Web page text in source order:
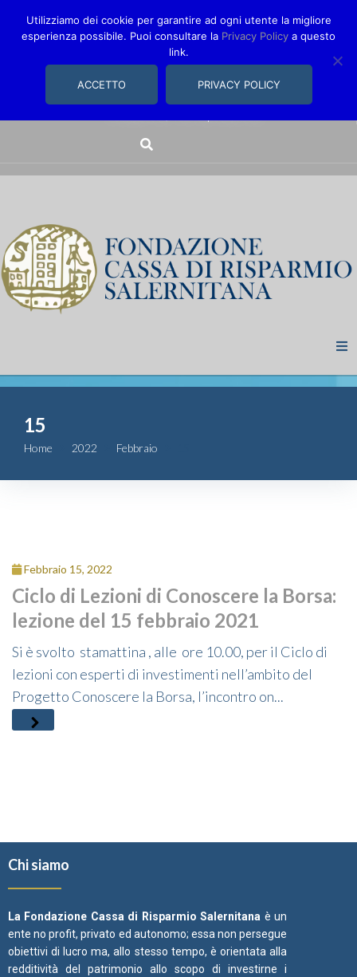
comunica@fondazionecarisal.it089 230611
Fondazione
Attività
Contributi
Complesso
San Michele
15
Home 2022 Febbraio
Febbraio 15, 2022
Ciclo di Lezioni di Conoscere la Borsa:
lezione del 15 febbraio 2021
Si è svolto stamattina , alle ore 10.00, per il Ciclo di
lezioni con esperti di investimenti nell’ambito del
Progetto Conoscere la Borsa, l’incontro on...
Chi siamo
La Fondazione Cassa di Risparmio Salernitana è un
ente no profit, privato ed autonomo; essa non persegue
obiettivi di lucro ma, allo stesso tempo, è orientata alla
redditività del patrimonio allo scopo di investirne i
Utilizziamo dei cookie per garantire ad ogni utente la migliore
esperienza possibile. Puoi consultare la Privacy Policy a questo
link.
ACCETTO PRIVACY POLICY